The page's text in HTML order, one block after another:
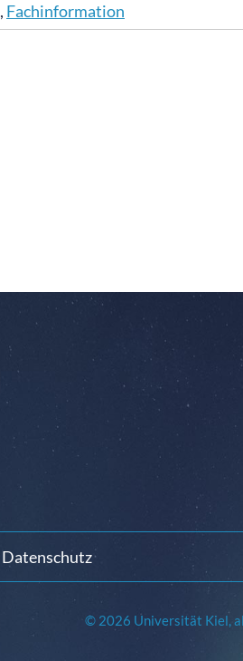
, Fachinformation
Datenschutz
© 2026 Universität Kiel,